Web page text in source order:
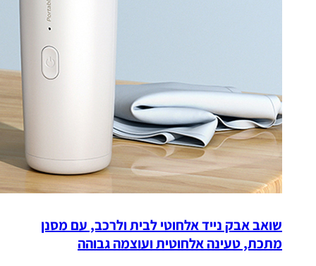
שואב אבק נייד אלחוטי לבית ולרכב, עם מסנן
מתכת, טעינה אלחוטית ועוצמה גבוהה